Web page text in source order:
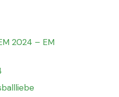
2024 – EM